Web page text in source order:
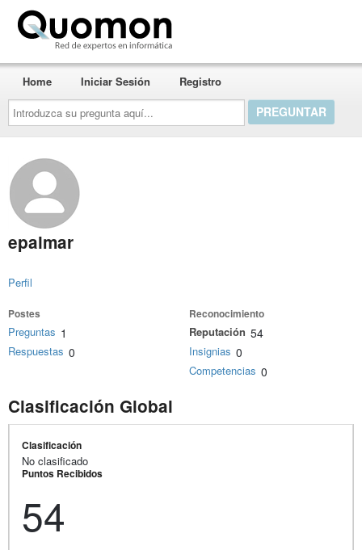
Introduzca
su
pregunta
aquí...
Home Iniciar Sesión Registro
epalmar
Perfil
Postes
Preguntas 1
Respuestas 0
Reconocimiento
Reputación 54
Insignias 0
Competencias 0
Clasificación Global
Clasificación
No clasificado
Puntos Recibidos
54